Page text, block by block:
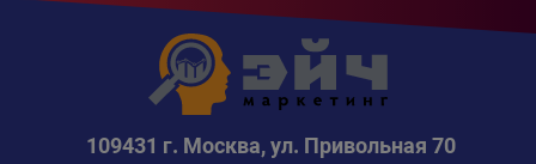
109431 г. Москва, ул. Привольная 70